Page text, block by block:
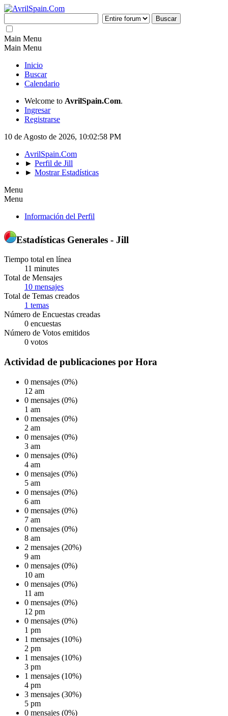
Main Menu
Main Menu
Inicio
Buscar
Calendario
Welcome to AvrilSpain.Com.
Ingresar
Registrarse
10 de Agosto de 2026, 10:02:58 PM
AvrilSpain.Com
► Perfil de Jill
► Mostrar Estadísticas
Menu
Menu
Información del Perfil
Estadísticas Generales - Jill
Tiempo total en línea
11 minutes
Total de Mensajes
10 mensajes
Total de Temas creados
1 temas
Número de Encuestas creadas
0 encuestas
Número de Votos emitidos
0 votos
Actividad de publicaciones por Hora
0 mensajes (0%)
12 am
0 mensajes (0%)
1 am
0 mensajes (0%)
2 am
0 mensajes (0%)
3 am
0 mensajes (0%)
4 am
0 mensajes (0%)
5 am
0 mensajes (0%)
6 am
0 mensajes (0%)
7 am
0 mensajes (0%)
8 am
2 mensajes (20%)
9 am
0 mensajes (0%)
10 am
0 mensajes (0%)
11 am
0 mensajes (0%)
12 pm
0 mensajes (0%)
1 pm
1 mensajes (10%)
2 pm
1 mensajes (10%)
3 pm
1 mensajes (10%)
4 pm
3 mensajes (30%)
5 pm
0 mensajes (0%)